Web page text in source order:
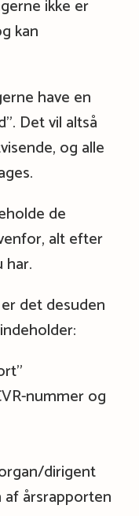
ikke er
kan
have en
Det vil altså
og alle
de
alt efter
har.
det desuden
nummer og
dirigent
årsrapporten